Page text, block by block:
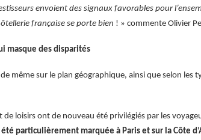
envoient des signaux favorables pour
française se porte bien ! » commente Olivier
masque des disparités
même sur le plan géographique, ainsi que selon les
loisirs ont de nouveau été privilégiés par les
été particulièrement marquée à Paris et sur la Côte